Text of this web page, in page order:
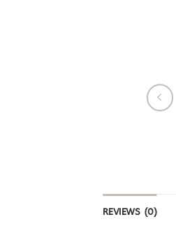
REVIEWS (0)